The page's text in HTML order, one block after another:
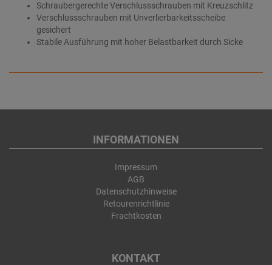
Schraubergerechte Verschlussschrauben mit Kreuzschlitz
Verschlussschrauben mit Unverlierbarkeitsscheibe
gesichert
Stabile Ausführung mit hoher Belastbarkeit durch Sicke
INFORMATIONEN
Impressum
AGB
Datenschutzhinweise
Retourenrichtlinie
Frachtkosten
KONTAKT